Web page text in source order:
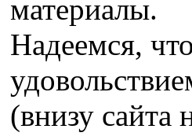
материалы.
Надеемся,
(внизу сайта